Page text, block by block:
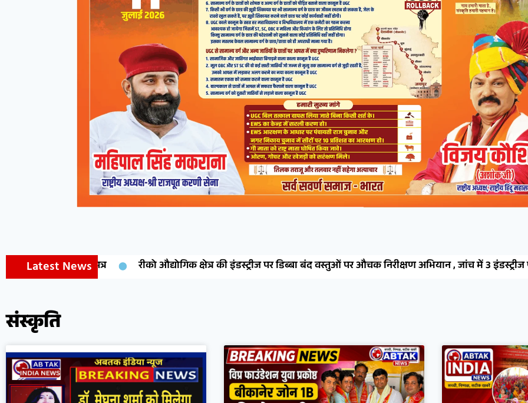
Latest Newsरीको औद्योगिक क्षेत्र की इंडस्ट्रीज पर डिब्बा बंद वस्तुओं पर औचक निरीक्षण अभियान , जांच में 3 इंडस्ट्रीज पर 1 लाख 15
संस्कृति